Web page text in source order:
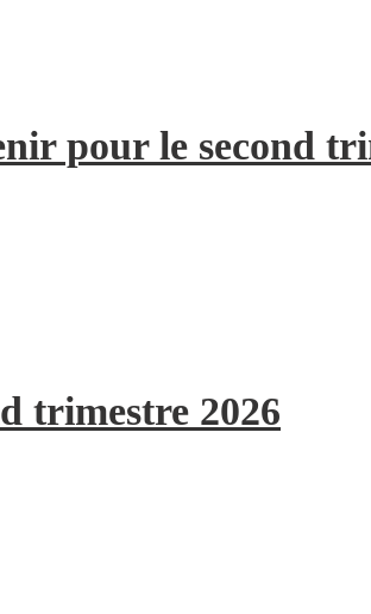
pour le second
trimestre 2026